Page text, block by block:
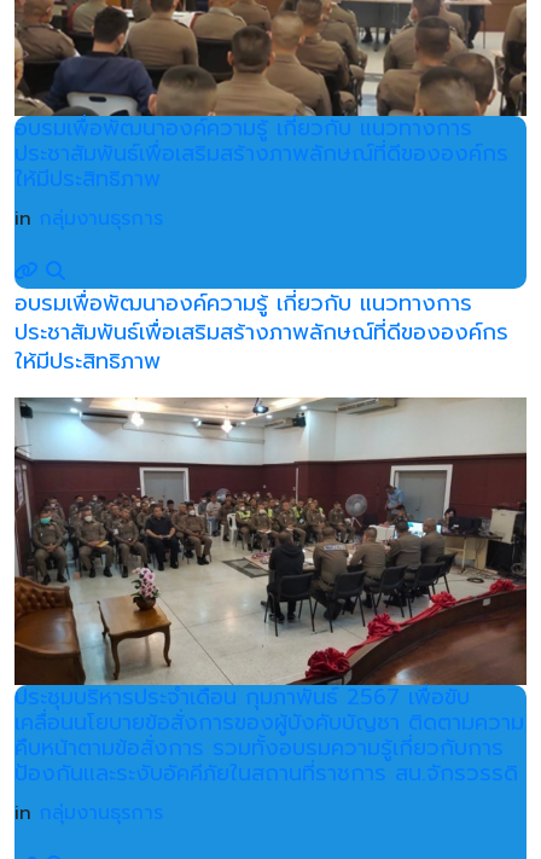
อบรมเพื่อพัฒนาองค์ความรู้ เกี่ยวกับ แนวทางการ
ประชาสัมพันธ์เพื่อเสริมสร้างภาพลักษณ์ที่ดีขององค์กร
ให้มีประสิทธิภาพ
in กลุ่มงานธุรการ
อบรมเพื่อพัฒนาองค์ความรู้ เกี่ยวกับ แนวทางการ
ประชาสัมพันธ์เพื่อเสริมสร้างภาพลักษณ์ที่ดีขององค์กร
ให้มีประสิทธิภาพ
ประชุมบริหารประจำเดือน กุมภาพันธ์ 2567 เพื่อขับ
เคลื่อนนโยบายข้อสั่งการของผู้บังคับบัญชา ติดตามความ
คืบหน้าตามข้อสั่งการ รวมทั้งอบรมความรู้เกี่ยวกับการ
ป้องกันและระงับอัคคีภัยในสถานที่ราชการ สน.จักรวรรดิ
in กลุ่มงานธุรการ